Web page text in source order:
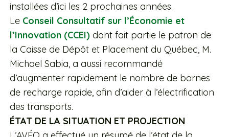
installées d’ici les 2 prochaines années.
Le Conseil Consultatif sur l’Économie et
l’Innovation (CCEI)dont fait partie le patron de
la Caisse de Dépôt et Placement du Québec, M.
Michael Sabia, a aussi recommandé
d’augmenter rapidement le nombre de bornes
de recharge rapide, afin d’aider à l’électrification
des transports.
ÉTAT DE LA SITUATION ET PROJECTION